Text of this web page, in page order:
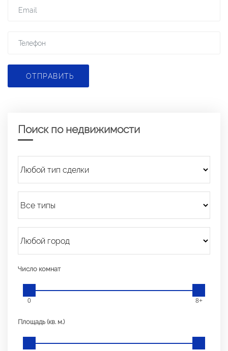
ОТПРАВИТЬ
Поиск по недвижимости
Число комнат
0 8+
Площадь (кв. м.)